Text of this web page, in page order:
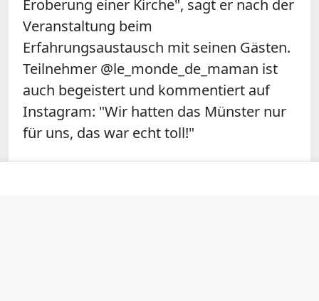
Eroberung einer Kirche", sagt er nach der
Veranstaltung beim
Erfahrungsaustausch mit seinen Gästen.
Teilnehmer @le_monde_de_maman ist
auch begeistert und kommentiert auf
Instagram: "Wir hatten das Münster nur
für uns, das war echt toll!"